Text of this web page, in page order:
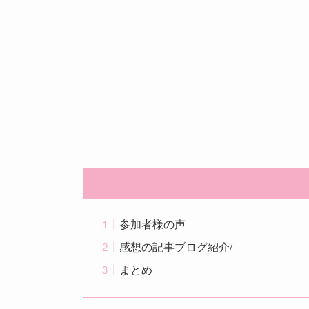
参加者様の声
感想の記事ブログ紹介/
まとめ